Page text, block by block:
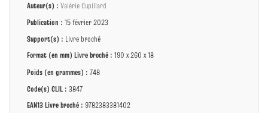
Auteur(s) : Valérie Cupillard
Publication : 15 février 2023
Support(s) : Livre broché
Format (en mm) Livre broché : 190 x 260 x 18
Poids (en grammes) : 748
Code(s) CLIL : 3847
EAN13 Livre broché : 9782383381402